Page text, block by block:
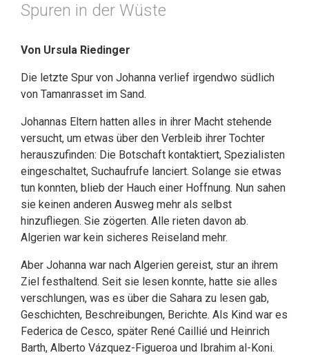
Spuren in der Wüste
Von Ursula Riedinger
Die letzte Spur von Johanna verlief irgendwo südlich
von Tamanrasset im Sand.
Johannas Eltern hatten alles in ihrer Macht stehende
versucht, um etwas über den Verbleib ihrer Tochter
herauszufinden: Die Botschaft kontaktiert, Spezialisten
eingeschaltet, Suchaufrufe lanciert. Solange sie etwas
tun konnten, blieb der Hauch einer Hoffnung. Nun sahen
sie keinen anderen Ausweg mehr als selbst
hinzufliegen. Sie zögerten. Alle rieten davon ab.
Algerien war kein sicheres Reiseland mehr.
Aber Johanna war nach Algerien gereist, stur an ihrem
Ziel festhaltend. Seit sie lesen konnte, hatte sie alles
verschlungen, was es über die Sahara zu lesen gab,
Geschichten, Beschreibungen, Berichte. Als Kind war es
Federica de Cesco, später René Caillié und Heinrich
Barth, Alberto Vázquez-Figueroa und Ibrahim al-Koni.